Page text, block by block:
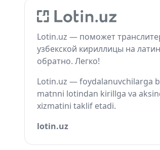
Lotin.uz — поможет
узбекской кириллицы на
обратно. Легко!
Lotin.uz — foydalanuvchilarga
matnni lotindan kirillga va
xizmatini taklif etadi.
lotin.uz